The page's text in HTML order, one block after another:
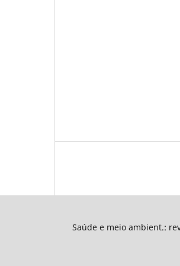
Saúde e meio ambient.: